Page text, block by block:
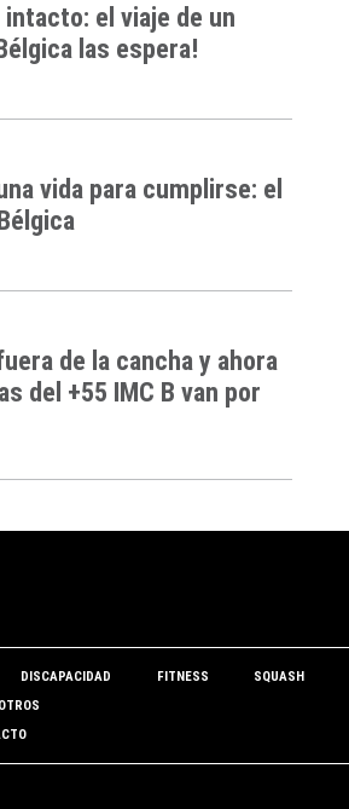
el viaje de un
las espera!
vida para cumplirse: el
de la cancha y ahora
del +55 IMC B van por
DISCAPACIDAD FITNESS SQUASH
OTROS